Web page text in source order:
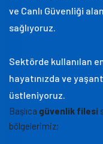
ve Canlı Güvenliği
sağlıyoruz.
Sektörde kullanılan
hayatınızda ve
üstleniyoruz.
Başlıca güvenlik filesi
bölgelerimiz;